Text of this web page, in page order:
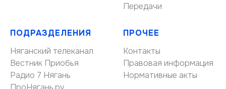
Передачи
ПОДРАЗДЕЛЕНИЯ
Няганский телеканал
Вестник Приобья
Радио 7 Нягань
ПРОЧЕЕ
Контакты
Правовая информация
Нормативные акты